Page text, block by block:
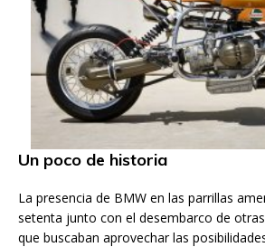
Un poco de historia
La presencia de BMW en las parrillas
setenta junto con el desembarco de
que buscaban aprovechar las